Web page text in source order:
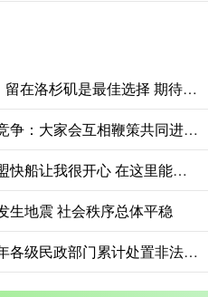
168股票配资平台 八村塁：留在洛杉矶是最佳选择 期待和快船共塑文化
股票杠杆配资 哈珀谈队内竞争：大家会互相鞭策共同进步 这是绿军最可贵的地方
南京股票配资 八村塁：加盟快船让我很开心 在这里能冲击季后赛 争夺总冠军
生地震 社会秩序总体平稳
股票加杠杆具体步骤 上半年各级民政部门累计处置非法社会组织702个